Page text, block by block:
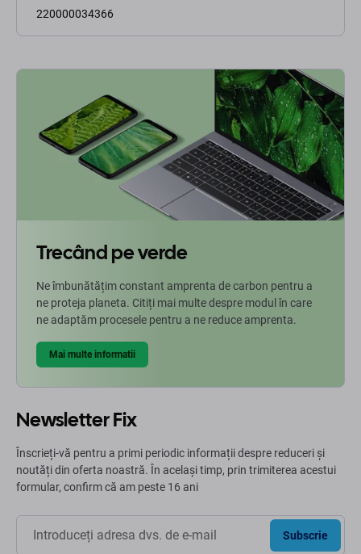
220000034366
Trecând pe verde
Ne îmbunătățim constant amprenta de carbon pentru a
ne proteja planeta. Citiți mai multe despre modul în care
ne adaptăm procesele pentru a ne reduce amprenta.
Mai multe informatii
Newsletter Fix
Înscrieți-vă pentru a primi periodic informații despre reduceri și
noutăți din oferta noastră. În același timp, prin trimiterea acestui
formular, confirm că am peste 16 ani
Subscrie